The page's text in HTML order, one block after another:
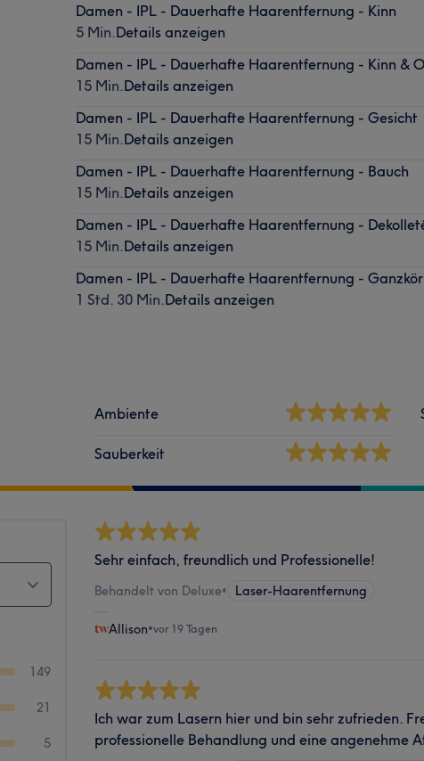
Damen - IPL - Dauerhafte Haarentfernung - Kinn
5 Min.Details anzeigen
Damen - IPL - Dauerhafte Haarentfernung - Kinn &
15 Min.Details anzeigen
Damen - IPL - Dauerhafte Haarentfernung - Gesicht
15 Min.Details anzeigen
Damen - IPL - Dauerhafte Haarentfernung - Bauch
15 Min.Details anzeigen
Damen - IPL - Dauerhafte Haarentfernung -
15 Min.Details anzeigen
Damen - IPL - Dauerhafte Haarentfernung -
1 Std. 30 Min.Details anzeigen
Ambiente
Sauberkeit
149
21
5
Sehr einfach, freundlich und Professionelle!
Behandelt von Deluxe• Laser-Haarentfernung
Allison•vor 19 Tagen
Ich war zum Lasern hier und bin sehr zufrieden.
professionelle Behandlung und eine angenehme